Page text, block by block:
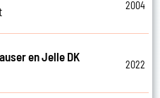
2004
en Jelle DK
2022